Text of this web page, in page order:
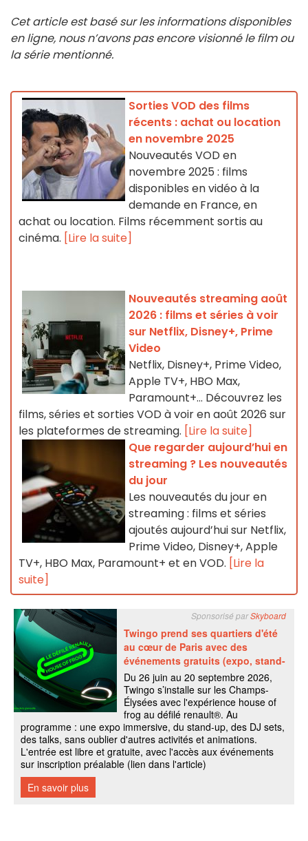
Cet article est basé sur les informations disponibles
en ligne, nous n’avons pas encore visionné le film ou
la série mentionné.
Sorties VOD des films
récents : achat ou location
en novembre 2025
Nouveautés VOD en
novembre 2025 : films
disponibles en vidéo à la
demande en France, en
achat ou location. Films récemment sortis au
cinéma. [Lire la suite]
Nouveautés streaming août
2026 : films et séries à voir
sur Netflix, Disney+, Prime
Video
Netflix, Disney+, Prime Video,
Apple TV+, HBO Max,
Paramount+… Découvrez les
films, séries et sorties VOD à voir en août 2026 sur
les plateformes de streaming. [Lire la suite]
Que regarder aujourd’hui en
streaming ? Les nouveautés
du jour
Les nouveautés du jour en
streaming : films et séries
ajoutés aujourd’hui sur Netflix,
Prime Video, Disney+, Apple
TV+, HBO Max, Paramount+ et en VOD. [Lire la
suite]